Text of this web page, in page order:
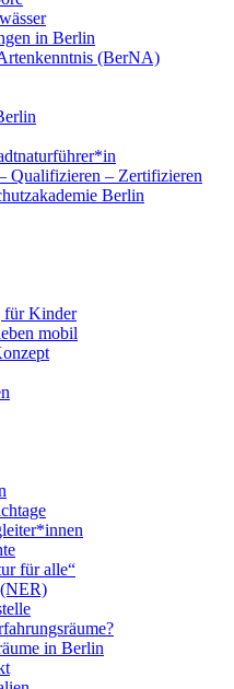
in Berlin
(BerNA)
Qualifizieren – Zertifizieren
Berlin
für Kinder
mobil
für alle“
in Berlin